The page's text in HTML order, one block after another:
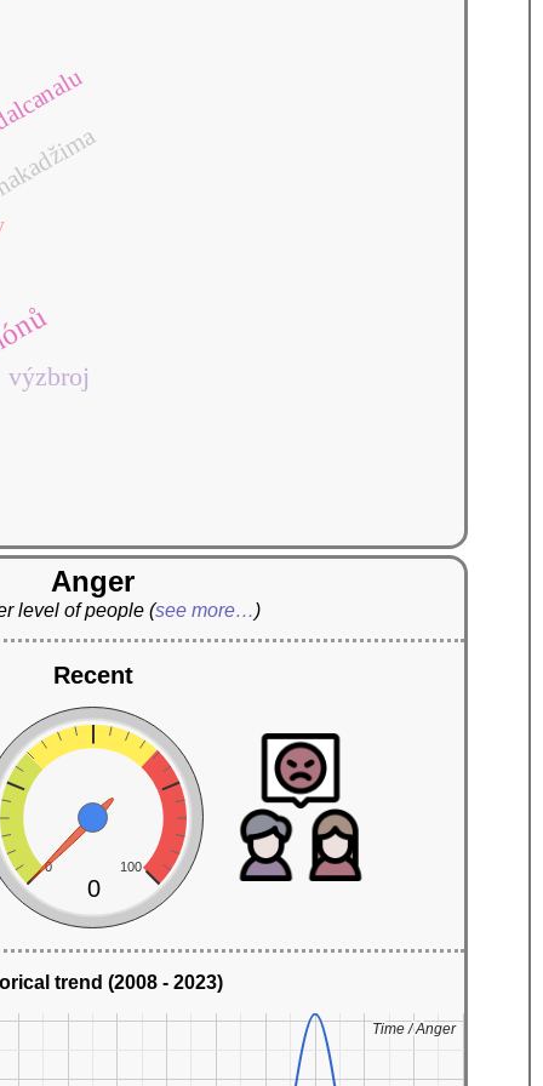
výzbroj
Anger
level of people(see more…)
Recent
0 100
0
trend (2008 - 2023)
Time / Anger
Time / Anger